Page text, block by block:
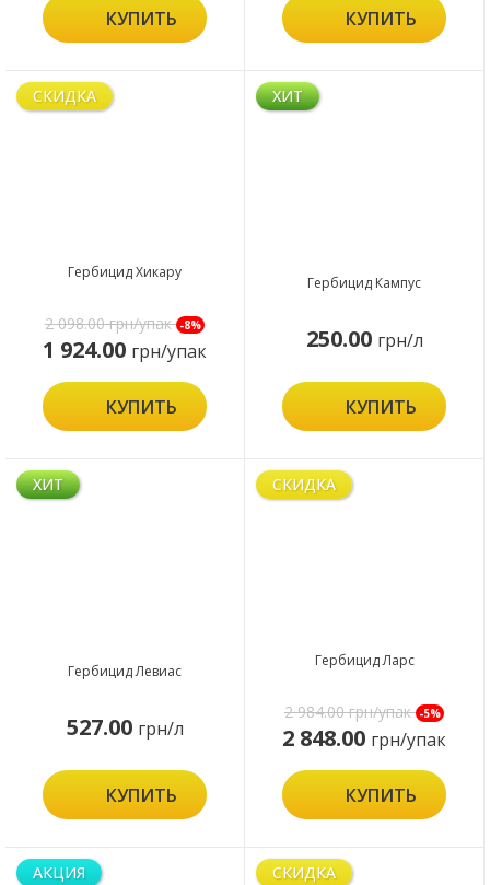
КУПИТЬ КУПИТЬ
СКИДКА
Гербицид Хикару
2 098.00грн/упак -8%
1 924.00 грн/упак
КУПИТЬ
ХИТ
Гербицид Кампус
250.00 грн/л
КУПИТЬ
ХИТ
Гербицид Левиас
527.00 грн/л
КУПИТЬ
СКИДКА
Гербицид Ларс
2 984.00грн/упак -5%
2 848.00 грн/упак
КУПИТЬ
АКЦИЯ
СКИДКА